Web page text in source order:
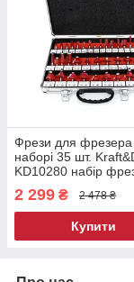
Фрези для фрезера
наборі 35 шт.
KD10280 набір
фрезера для
деревини
2 299 ₴ 2 478 ₴
Купити